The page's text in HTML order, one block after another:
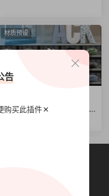
材质预设
C4D for vray材质预设 VRAY
告
购买此插件